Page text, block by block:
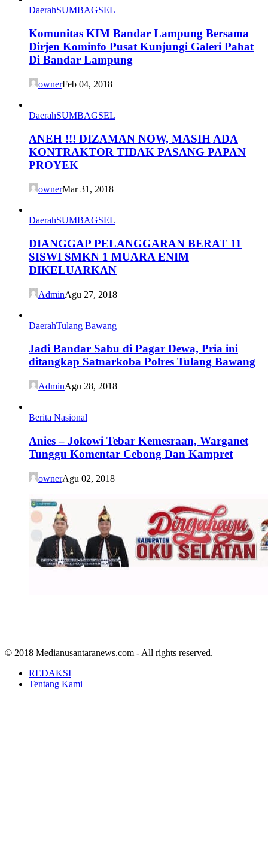
DaerahSUMBAGSEL
Komunitas KIM Bandar Lampung Bersama
Dirjen Kominfo Pusat Kunjungi Galeri Pahat
Di Bandar Lampung
ownerFeb 04, 2018
DaerahSUMBAGSEL
ANEH !!! DIZAMAN NOW, MASIH ADA
KONTRAKTOR TIDAK PASANG PAPAN
PROYEK
ownerMar 31, 2018
DaerahSUMBAGSEL
DIANGGAP PELANGGARAN BERAT 11
SISWI SMKN 1 MUARA ENIM
DIKELUARKAN
AdminAgu 27, 2018
DaerahTulang Bawang
Jadi Bandar Sabu di Pagar Dewa, Pria ini
ditangkap Satnarkoba Polres Tulang Bawang
AdminAgu 28, 2018
Berita Nasional
Anies – Jokowi Tebar Kemesraan, Warganet
Tunggu Komentar Cebong Dan Kampret
ownerAgu 02, 2018
© 2018 Medianusantaranews.com - All rights reserved.
REDAKSI
Tentang Kami